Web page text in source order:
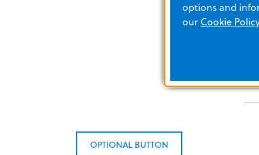
OPTIONAL BUTTON
options and
our Cookie Policy